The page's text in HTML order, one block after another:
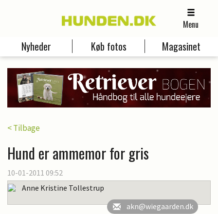
Menu
Nyheder Køb fotos Magasinet
< Tilbage
Hund er ammemor for gris
10-01-2011 09:52
Anne Kristine Tollestrup
akn@wiegaarden.dk